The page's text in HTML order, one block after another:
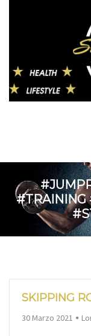
#TRAINING
SKIPPING
30 Marzo 2021 By